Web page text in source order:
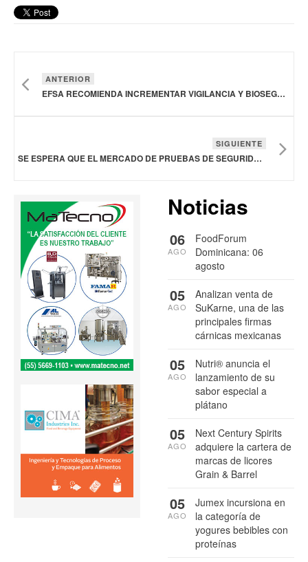
ANTERIOR
EFSA RECOMIENDA INCREMENTAR VIGILANCIA Y BIOSEGURIDAD POR AVANCE DE BROTES DE INFLUENZA AVIAR
SIGUIENTE
SE ESPERA QUE EL MERCADO DE PRUEBAS DE SEGURIDAD ALIMENTARIA ALCANCE LOS 44.06 MIL MDD PARA 2032
Noticias
FoodForum
Dominicana: 06
agosto
06
AGO
Analizan venta de
SuKarne, una de las
principales firmas
cárnicas mexicanas
05
AGO
Nutri® anuncia el
lanzamiento de su
sabor especial a
plátano
05
AGO
Next Century Spirits
adquiere la cartera de
marcas de licores
Grain & Barrel
05
AGO
Jumex incursiona en
la categoría de
yogures bebibles con
proteínas
05
AGO